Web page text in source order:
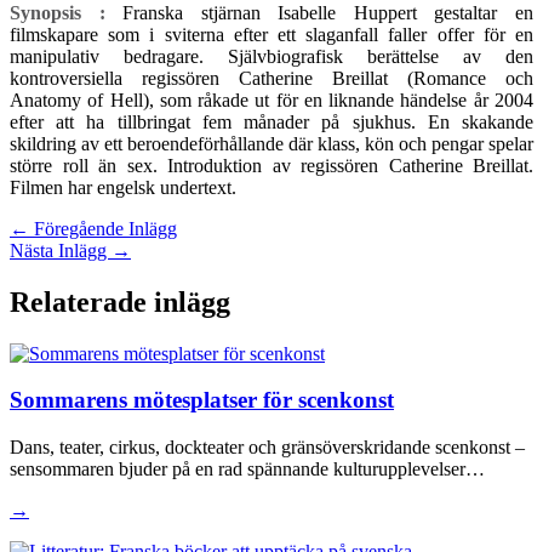
Synopsis : Franska stjärnan Isabelle Huppert gestaltar en
filmskapare som i sviterna efter ett slaganfall faller offer för en
manipulativ bedragare. Självbiografisk berättelse av den
kontroversiella regissören Catherine Breillat (Romance och
Anatomy of Hell), som råkade ut för en liknande händelse år 2004
efter att ha tillbringat fem månader på sjukhus. En skakande
skildring av ett beroendeförhållande där klass, kön och pengar spelar
större roll än sex. Introduktion av regissören Catherine Breillat.
Filmen har engelsk undertext.
← Föregående Inlägg
Nästa Inlägg →
Relaterade inlägg
Sommarens mötesplatser för scenkonst
Dans, teater, cirkus, dockteater och gränsöverskridande scenkonst –
sensommaren bjuder på en rad spännande kulturupplevelser…
→